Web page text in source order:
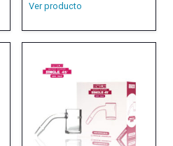
Ver producto